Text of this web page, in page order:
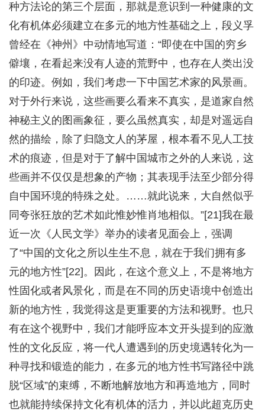
种方法论的第三个层面，那就是意识到一种健康的文
化有机体必须建立在多元的地方性基础之上，段义孚
曾经在《神州》中动情地写道：“即使在中国的穷乡
僻壤，在看起来没有人迹的荒野中，也存在人类出没
的印迹。例如，我们考虑一下中国艺术家的风景画。
对于外行来说，这些画要么看来不真实，是道家自然
神秘主义的图画象征，要么虽然真实，却是对遥远自
然的描绘，除了归隐文人的茅屋，根本看不见人工技
术的痕迹，但是对于了解中国城市之外的人来说，这
些画并不仅仅是想象的产物；其表现手法至少部分得
自中国环境的特殊之处。……就此说来，大自然似乎
同夸张狂放的艺术如此惟妙惟肖地相似。”[21]我在最
近一次《人民文学》举办的读者见面会上，强调
了“中国的文化之所以生生不息，就在于我们拥有多
元的地方性”[22]。因此，在这个意义上，不是将地方
性固化或者风景化，而是在不同的历史语境中创造出
新的地方性，我觉得这是更重要的方法和视野。也只
有在这个视野中，我们才能呼应本文开头提到的应激
性的文化反应，将一代人遭遇到的历史境遇转化为一
种寻找和锻造的能力，在多元的地方性书写路径中跳
脱“区域”的束缚，不断地解放地方和再造地方，同时
也就能持续保持文化有机体的活力，并以此超克历史